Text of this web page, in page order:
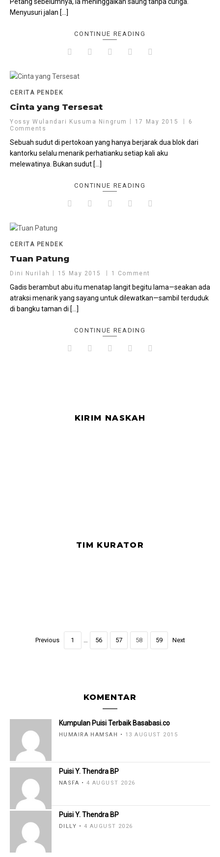
Menyusuri jalan […]
CONTINUE READING
CERITA PENDEK
Cinta yang Tersesat
Yossy Wulandari Kusuma Ningrum 17 May 2015
6
Comments
Sebuah sudut di pertokoan yang hanya berjarak dua blok dari
kantorku selalu menarik perhatianku setiap kali aku
melewatinya. Bukan sudut […]
CONTINUE READING
CERITA PENDEK
Tuan Patung
Dini Nurilah 15 May 2015 1 Comment
Gadis berambut abu itu menatap langit begitu lama—seakan ada
atraksi menarik yang sayang untuk dilewatkan—sambil terduduk
di bangku taman di […]
CONTINUE READING
KIRIM NASKAH
TIM KURATOR
Previous 1 … 56 57 58 59 Next
KOMENTAR
Kumpulan Puisi Terbaik Basabasi.co
HUMAIRA HAMSAH 13 AUGUST 2015
Puisi Y. Thendra BP
NASFA 4 AUGUST 2026
Puisi Y. Thendra BP
DILLY 4 AUGUST 2026